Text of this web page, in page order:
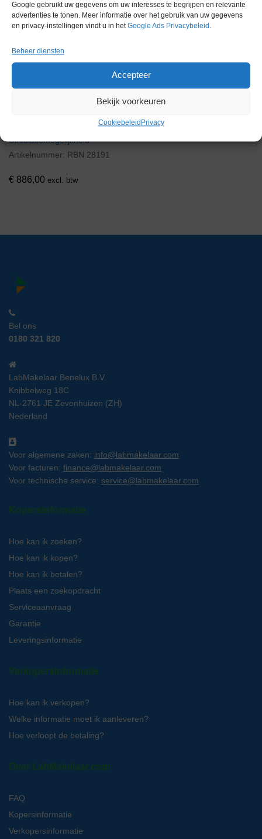
Google gebruikt uw gegevens om uw interesses te begrijpen en relevante
advertenties te tonen. Meer informatie over het gebruik van uw gegevens
en privacy-instellingen vindt u in hetGoogle Ads Privacybeleid .
Beheer diensten
Accepteer
Bekijk voorkeuren
Cookiebeleid Privacy
Via bemiddeling
Schudwaterbad met externe
Circulatiemogelijkheid
Artikelnummer: RBN 28191
€ 886,00 excl. btw
Bel ons
0180 321 820
LabMakelaar Benelux B.V.
Knibbelweg 18C
NL-2761 JE Zevenhuizen (ZH)
Nederland
Voor algemene zaken: info@labmakelaar.com
Voor facturen: finance@labmakelaar.com
Voor technische service: service@labmakelaar.com
Kopersinformatie
Hoe kan ik zoeken?
Hoe kan ik kopen?
Hoe kan ik betalen?
Plaats een zoekopdracht
Serviceaanvraag
Garantie
Leveringsinformatie
Verkopersinformatie
Hoe kan ik verkopen?
Welke informatie moet ik aanleveren?
Hoe verloopt de betaling?
Over LabMakelaar.com
FAQ
Kopersinformatie
Verkopersinformatie